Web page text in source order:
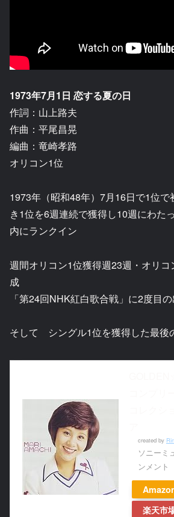
1973年7月1日 恋する夏の日
作詞：山上路夫
作曲：平尾昌晃
編曲：竜崎孝路
オリコン1位
1973年（昭和48年）7月16日で1位
き1位を6週連続で獲得し10週にわた
内にランクイン
週間オリコン1位獲得週23週・オリ
成
「第24回NHK紅白歌合戦」に2度目の
そして シングル1位を獲得した最後
created by
ソニーミ
ンメント
楽天市